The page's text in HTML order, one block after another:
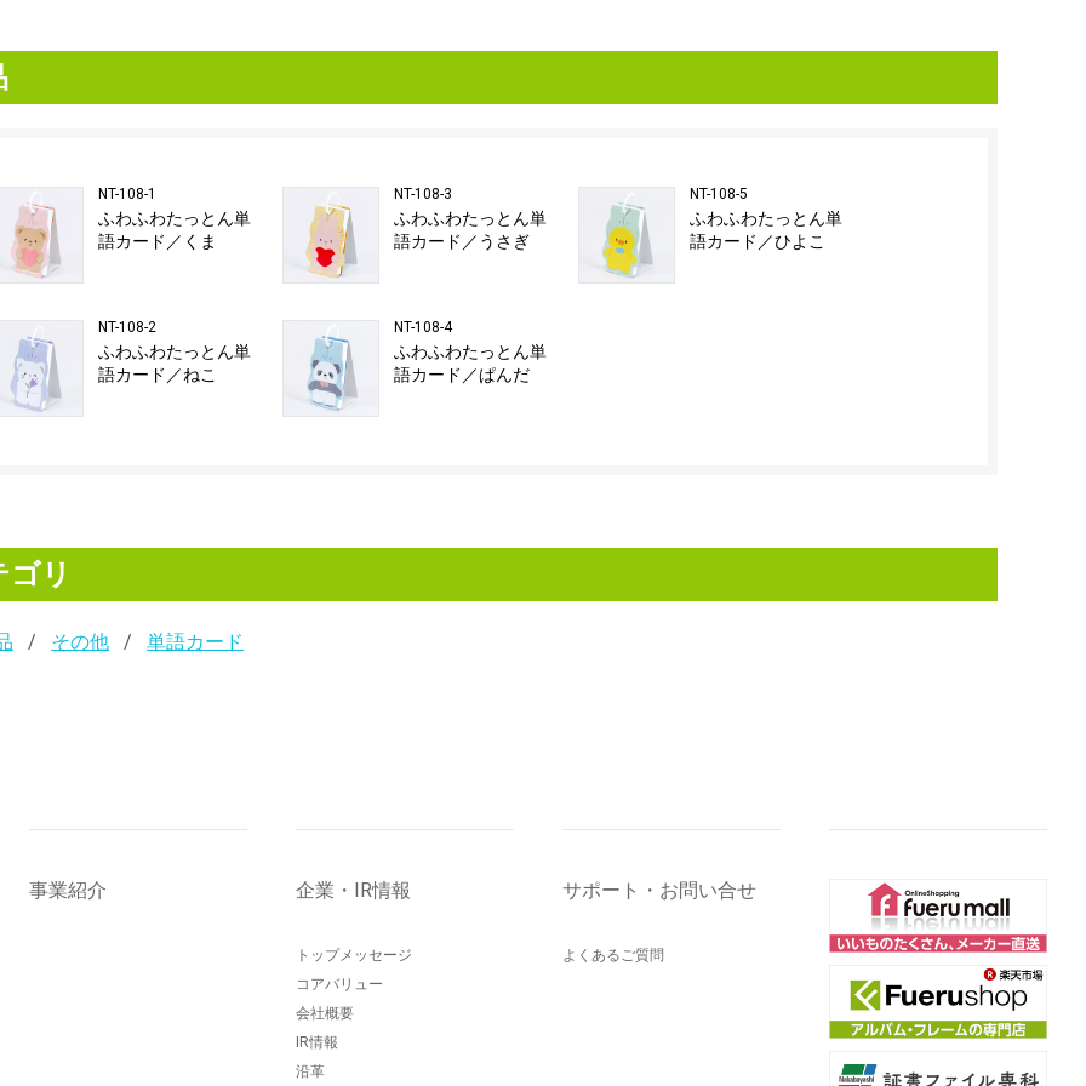
NT-108-1
ふわふわたっとん単
語カード／くま
NT-108-2
ふわふわたっとん単
語カード／ねこ
NT-108-3
ふわふわたっとん単
語カード／うさぎ
NT-108-4
ふわふわたっとん単
語カード／ぱんだ
NT-108-5
ふわふわたっとん単
語カード／ひよこ
リ
その他 単語カード
事業紹介 企業・IR情報
トップメッセージ
コアバリュー
会社概要
IR情報
沿革
サポート・お問い合せ
よくあるご質問